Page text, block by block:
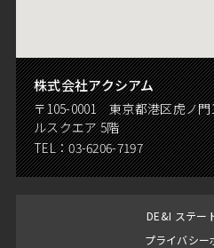
株式会社アクシアム
〒105-0001 東京都港区虎ノ門
ルスクエア 5階
TEL：03-6206-7197
DE&I ステー
プライバシー